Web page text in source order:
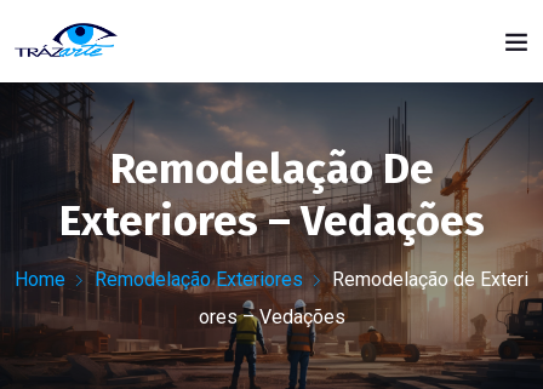
Remodelação De
Exteriores – Vedações
Home Remodelação Exteriores
Remodelação de Exteri
ores – Vedações